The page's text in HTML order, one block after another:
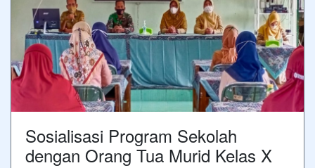
Sosialisasi Program Sekolah
dengan Orang Tua Murid Kelas X